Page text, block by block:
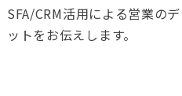
SFA/CRM活用による営業の
ットをお伝えします。